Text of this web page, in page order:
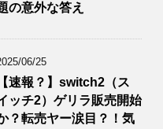
の意外な答え
06/25
【速報？】switch2（ス
ッチ2）ゲリラ販売開始
？転売ヤー涙目？！気